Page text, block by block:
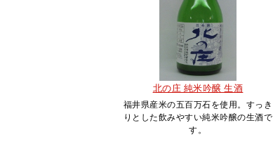
北の庄 純米吟醸 生酒
福井県産米の五百万石を使用。すっき
りとした飲みやすい純米吟醸の生酒で
す。